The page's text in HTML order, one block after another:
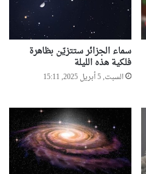
سماء الجزائر ستتزيّن بظاهرة
فلكية هذه الليلة
السبت, 5 أبريل 2025, 15:11